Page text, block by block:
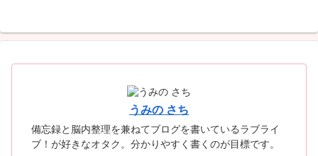
うみの さち
備忘録と脳内整理を兼ねてブログを書いているラブライ
ブ！が好きなオタク。分かりやすく書くのが目標です。